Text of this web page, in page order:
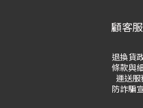
顧客
退換貨
條款與
運送服
防詐騙